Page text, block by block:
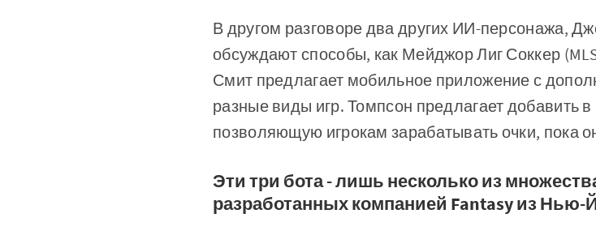
В другом разговоре два других ИИ-персонажа,
обсуждают способы, как Мейджор Лиг Соккер
Смит предлагает мобильное приложение с
разные виды игр. Томпсон предлагает добавить
позволяющую игрокам зарабатывать очки, пока
Эти три бота - лишь несколько из
разработанных компанией Fantasy из Нью-